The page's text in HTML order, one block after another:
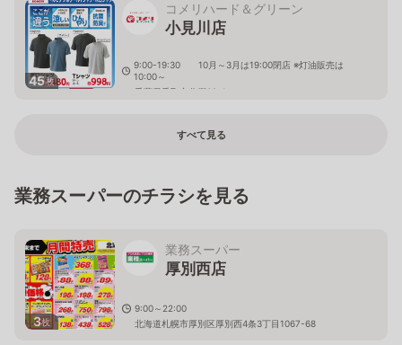
45枚
コメリハード＆グリーン
小見川店
9:00-19:30 10月～3月は19:00閉店 ※灯油販売は
10:00～
千葉県香取市分郷62-1
すべて見る
業務スーパーのチラシを見る
3枚
業務スーパー
厚別西店
9:00～22:00
北海道札幌市厚別区厚別西4条3丁目1067-68